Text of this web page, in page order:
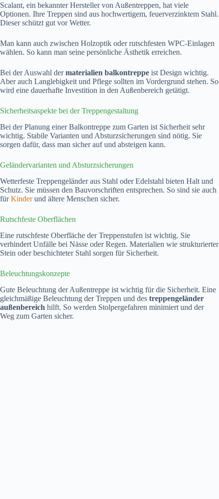
Scalant, ein bekannter Hersteller von Außentreppen, hat viele
Optionen. Ihre Treppen sind aus hochwertigem, feuerverzinktem Stahl.
Dieser schützt gut vor Wetter.
Man kann auch zwischen Holzoptik oder rutschfesten WPC-Einlagen
wählen. So kann man seine persönliche Ästhetik erreichen.
Bei der Auswahl dermaterialien balkontreppe ist Design wichtig.
Aber auch Langlebigkeit und Pflege sollten im Vordergrund stehen. So
wird eine dauerhafte Investition in den Außenbereich getätigt.
Sicherheitsaspekte bei der Treppengestaltung
Bei der Planung einer Balkontreppe zum Garten ist Sicherheit sehr
wichtig. Stabile Varianten und Absturzsicherungen sind nötig. Sie
sorgen dafür, dass man sicher auf und absteigen kann.
Geländervarianten und Absturzsicherungen
Wetterfeste Treppengeländer aus Stahl oder Edelstahl bieten Halt und
Schutz. Sie müssen den Bauvorschriften entsprechen. So sind sie auch
fürKinderund ältere Menschen sicher.
Rutschfeste Oberflächen
Eine rutschfeste Oberfläche der Treppenstufen ist wichtig. Sie
verhindert Unfälle bei Nässe oder Regen. Materialien wie strukturierter
Stein oder beschichteter Stahl sorgen für Sicherheit.
Beleuchtungskonzepte
Gute Beleuchtung der Außentreppe ist wichtig für die Sicherheit. Eine
gleichmäßige Beleuchtung der Treppen und des treppengeländer
außenbereich hilft. So werden Stolpergefahren minimiert und der
Weg zum Garten sicher.